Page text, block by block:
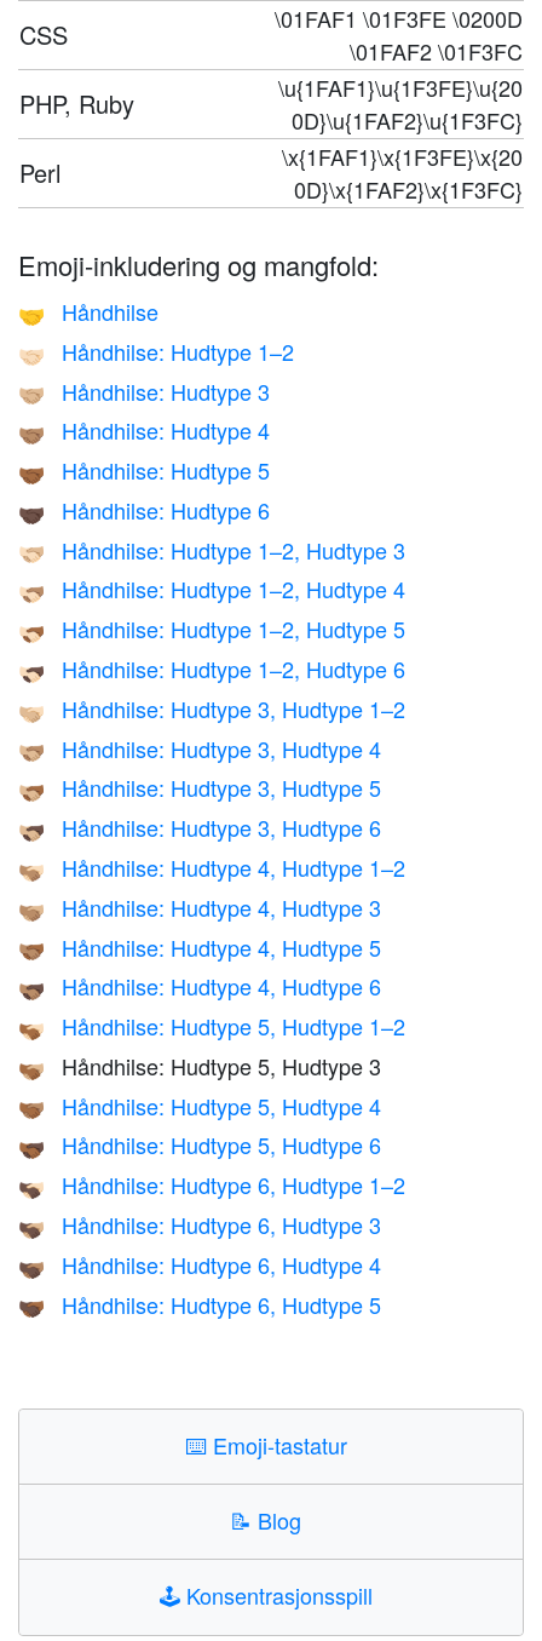
CSS
\01FAF1 \01F3FE \0200D
\01FAF2 \01F3FC
PHP, Ruby
\u{1FAF1}\u{1F3FE}\u{20
0D}\u{1FAF2}\u{1F3FC}
Perl
\x{1FAF1}\x{1F3FE}\x{20
0D}\x{1FAF2}\x{1F3FC}
Emoji-inkludering og mangfold:
🤝 Håndhilse
🤝🏻 Håndhilse: Hudtype 1–2
🤝🏼 Håndhilse: Hudtype 3
🤝🏽 Håndhilse: Hudtype 4
🤝🏾 Håndhilse: Hudtype 5
🤝🏿 Håndhilse: Hudtype 6
🫱🏻‍🫲🏼 Håndhilse: Hudtype 1–2, Hudtype 3
🫱🏻‍🫲🏽 Håndhilse: Hudtype 1–2, Hudtype 4
🫱🏻‍🫲🏾 Håndhilse: Hudtype 1–2, Hudtype 5
🫱🏻‍🫲🏿 Håndhilse: Hudtype 1–2, Hudtype 6
🫱🏼‍🫲🏻 Håndhilse: Hudtype 3, Hudtype 1–2
🫱🏼‍🫲🏽 Håndhilse: Hudtype 3, Hudtype 4
🫱🏼‍🫲🏾 Håndhilse: Hudtype 3, Hudtype 5
🫱🏼‍🫲🏿 Håndhilse: Hudtype 3, Hudtype 6
🫱🏽‍🫲🏻 Håndhilse: Hudtype 4, Hudtype 1–2
🫱🏽‍🫲🏼 Håndhilse: Hudtype 4, Hudtype 3
🫱🏽‍🫲🏾 Håndhilse: Hudtype 4, Hudtype 5
🫱🏽‍🫲🏿 Håndhilse: Hudtype 4, Hudtype 6
🫱🏾‍🫲🏻 Håndhilse: Hudtype 5, Hudtype 1–2
🫱🏾‍🫲🏼 Håndhilse: Hudtype 5, Hudtype 3
🫱🏾‍🫲🏽 Håndhilse: Hudtype 5, Hudtype 4
🫱🏾‍🫲🏿 Håndhilse: Hudtype 5, Hudtype 6
🫱🏿‍🫲🏻 Håndhilse: Hudtype 6, Hudtype 1–2
🫱🏿‍🫲🏼 Håndhilse: Hudtype 6, Hudtype 3
🫱🏿‍🫲🏽 Håndhilse: Hudtype 6, Hudtype 4
🫱🏿‍🫲🏾 Håndhilse: Hudtype 6, Hudtype 5
⌨️ Emoji-tastatur
📝 Blog
🕹️ Konsentrasjonsspill